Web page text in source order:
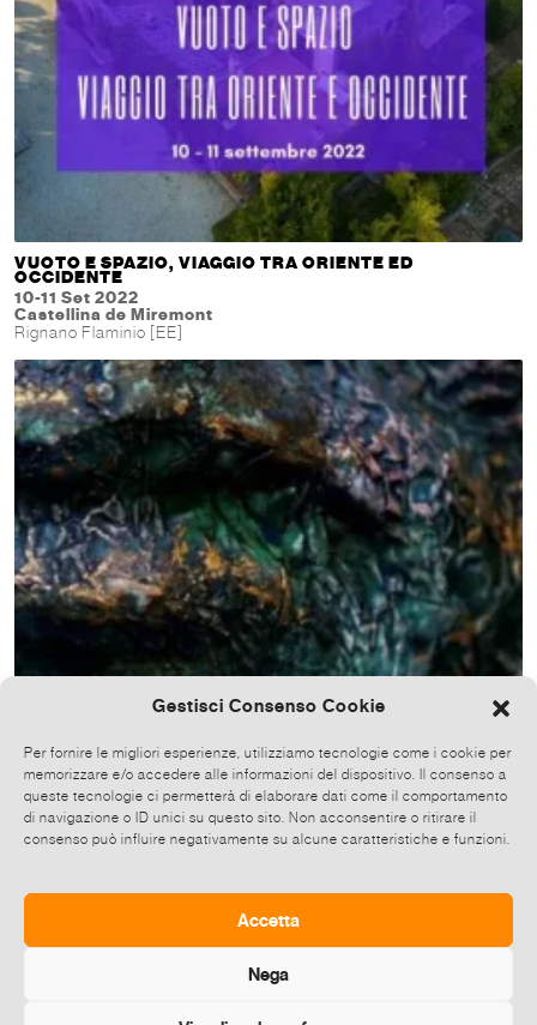
Gestisci Consenso Cookie
Per fornire le migliori esperienze, utilizziamo tecnologie come i cookie per
memorizzare e/o accedere alle informazioni del dispositivo. Il consenso a
queste tecnologie ci permetterà di elaborare dati come il comportamento
di navigazione o ID unici su questo sito. Non acconsentire o ritirare il
consenso può influire negativamente su alcune caratteristiche e funzioni.
Accetta
Nega
VUOTO E SPAZIO, VIAGGIO TRA ORIENTE ED
OCCIDENTE
10-11 Set 2022
Castellina de Miremont
Rignano Flaminio [EE]
SPAZIO I DUMINDA I XMAS OPEN STUDIO
SPAZIO I DuminDa